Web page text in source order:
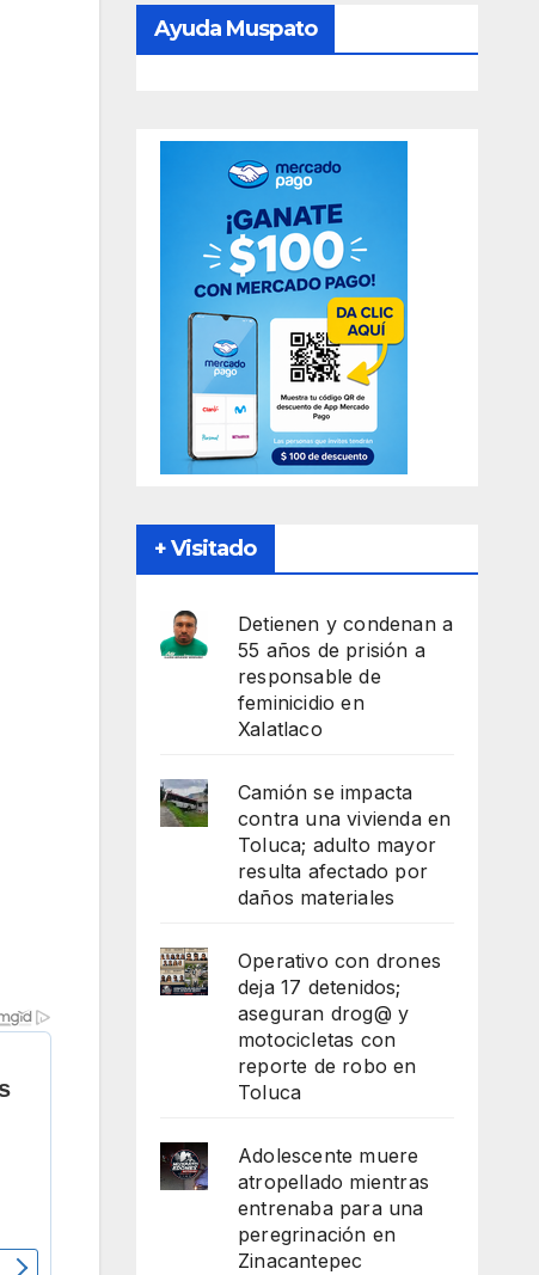
Ayuda Muspato
+ Visitado
Detienen y condenan a
55 años de prisión a
responsable de
feminicidio en
Xalatlaco
Camión se impacta
contra una vivienda en
Toluca; adulto mayor
resulta afectado por
daños materiales
Operativo con drones
deja 17 detenidos;
aseguran drog@ y
motocicletas con
reporte de robo en
Toluca
Adolescente muere
atropellado mientras
entrenaba para una
peregrinación en
Zinacantepec